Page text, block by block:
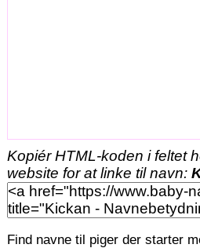
Kopiér HTML-koden i feltet
website for at linke til navn:
Find navne til piger der starter